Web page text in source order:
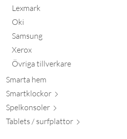
Lexmark
Oki
Samsung
Xerox
Övriga tillverkare
Smarta hem
Smartklockor
Spelkonsoler
Tablets / surfplattor